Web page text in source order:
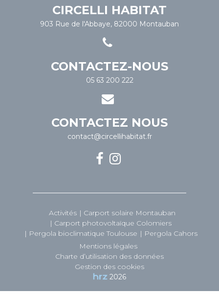
CIRCELLI HABITAT
903 Rue de l'Abbaye, 82000 Montauban
CONTACTEZ-NOUS
05 63 200 222
CONTACTEZ NOUS
contact@circellihabitat.fr
Activités
Carport solaire Montauban
Carport photovoltaïque Colomiers
Pergola bioclimatique Toulouse
Pergola Cahors
Mentions légales
Charte d’utilisation des données
Gestion des cookies
2026